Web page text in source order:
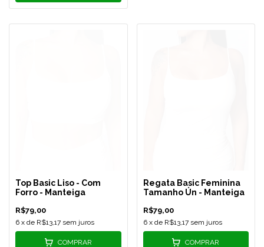
Top Basic Liso - Com
Forro - Manteiga
R$79,00
6 x de R$13,17 sem juros
COMPRAR
Regata Basic Feminina
Tamanho Ún - Manteiga
R$79,00
6 x de R$13,17 sem juros
COMPRAR